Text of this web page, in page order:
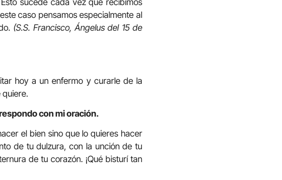
caso pensamos especialmente al
(S.S. Francisco, Ángelus del 15 de
hoy a un enfermo y curarle de la
con mi oración.
el bien sino que lo quieres hacer
de tu dulzura, con la unción de tu
de tu corazón. ¡Qué bisturí tan